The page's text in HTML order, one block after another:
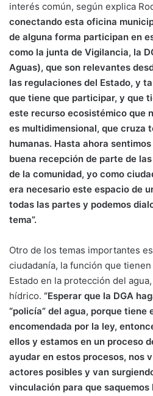
interés común, según explica
conectando esta oficina
de alguna forma participan en
como la junta de Vigilancia, la
Aguas), que son relevantes
las regulaciones del Estado, y
que tiene que participar, y que
este recurso ecosistémico que
es multidimensional, que cruza
humanas. Hasta ahora
buena recepción de parte de
de la comunidad, yo como
era necesario este espacio de
todas las partes y podemos
tema”.
Otro de los temas importantes
ciudadanía, la función que
Estado en la protección del
hídrico. “Esperar que la DGA
“policía” del agua, porque tiene
encomendada por la ley,
ellos y estamos en un proceso
ayudar en estos procesos, nos
actores posibles y van
vinculación para que saquemos